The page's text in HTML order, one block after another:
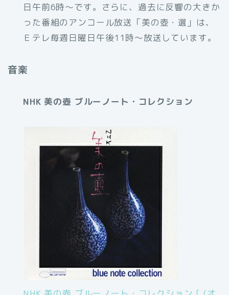
日午前6時～です。さらに、過去に反響の大きか
った番組のアンコール放送「美の壺・選」は、
Ｅテレ毎週日曜日午後11時～放送しています。
音楽
NHK 美の壺 ブルーノート・コレクション